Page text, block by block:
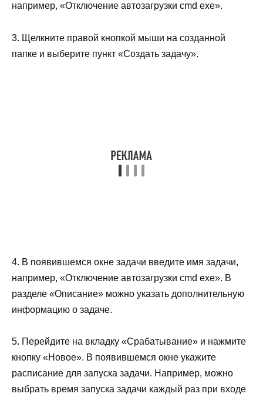
например, «Отключение автозагрузки cmd exe».
3. Щелкните правой кнопкой мыши на созданной
папке и выберите пункт «Создать задачу».
4. В появившемся окне задачи введите имя задачи,
например, «Отключение автозагрузки cmd exe». В
разделе «Описание» можно указать дополнительную
информацию о задаче.
5. Перейдите на вкладку «Срабатывание» и нажмите
кнопку «Новое». В появившемся окне укажите
расписание для запуска задачи. Например, можно
выбрать время запуска задачи каждый раз при входе